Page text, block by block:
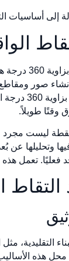
360 درجة، وتطبيقاتها، وفوائدها، وكيفية
الواقع
صور ومقاطع
تلتقط
وقتًا طويلاً.
ليست
فيها وتحليلها
فعليًا. تعمل
الواقع
التقليدية،
360 درجة محل